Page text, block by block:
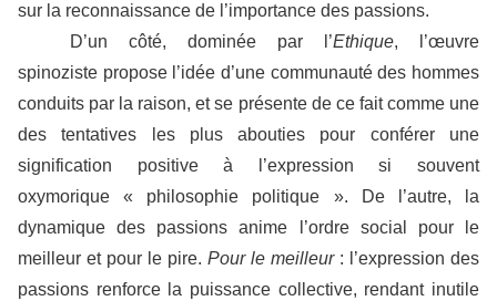
sur la reconnaissance de l’importance des passions.
D’un côté, dominée par l’Ethique, l’œuvre
spinoziste propose l’idée d’une communauté des hommes
conduits par la raison, et se présente de ce fait comme une
des tentatives les plus abouties pour conférer une
signification positive à l’expression si souvent
oxymorique « philosophie politique ». De l’autre, la
dynamique des passions anime l’ordre social pour le
meilleur et pour le pire. Pour le meilleur: l’expression des
passions renforce la puissance collective, rendant inutile